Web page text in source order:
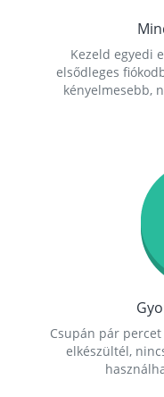
Kezeld egyedi
elsődleges
kényelmesebb,
Csupán pár
elkészültél,